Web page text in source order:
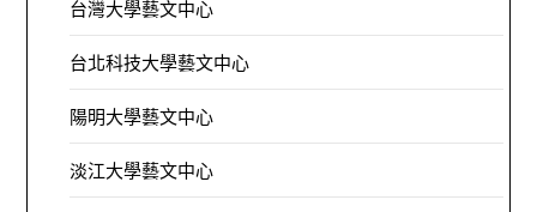
台灣大學藝文中心
台北科技大學藝文中心
陽明大學藝文中心
淡江大學藝文中心